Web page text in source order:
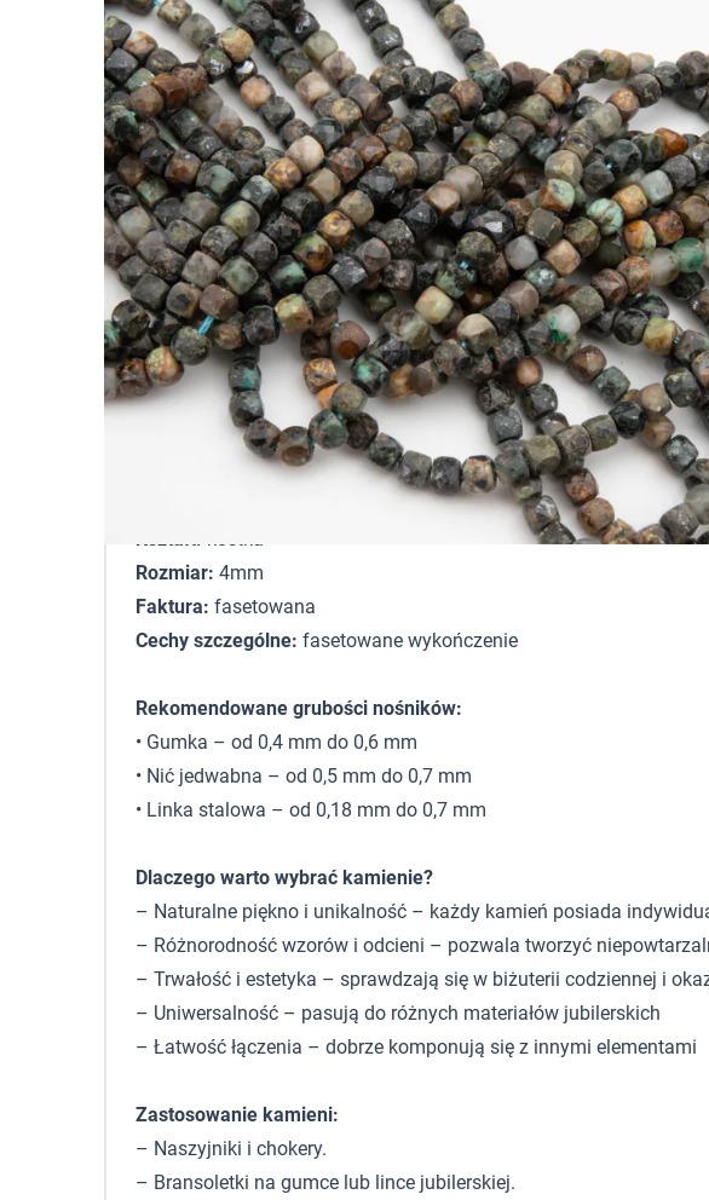
Turkus kostka fasetowana 4mm
Kamienie to jedne z najbardziej cenionych dodatków w biżuterii
nabiera indywidualnego charakteru.
Turkus wyróżnia się tym, że wyrazista kolorystyka i dekoracyjny
bransoletkach i naszyjnikach handmade.
Kamienie naturalne wykonane z turkusu w kształcie kostki
zielonym, niebieskim, białym. Posiadają naturalnie powstałe
*Ponieważ są to kamienie naturalne mogą się nieznacznie
*Rozmiar podany w nazwie produktu jest wartością orientacyjną.
Turkus
Kształt: kostka
Rozmiar: 4mm
Faktura: fasetowana
Cechy szczególne: fasetowane wykończenie
Rekomendowane grubości nośników:
• Gumka – od 0,4 mm do 0,6 mm
• Nić jedwabna – od 0,5 mm do 0,7 mm
• Linka stalowa – od 0,18 mm do 0,7 mm
Dlaczego warto wybrać kamienie?
– Naturalne piękno i unikalność – każdy kamień posiada
– Różnorodność wzorów i odcieni – pozwala tworzyć
– Trwałość i estetyka – sprawdzają się w biżuterii codziennej i
– Uniwersalność – pasują do różnych materiałów jubilerskich
– Łatwość łączenia – dobrze komponują się z innymi elementami
Zastosowanie kamieni:
– Naszyjniki i chokery.
– Bransoletki na gumce lub lince jubilerskiej.